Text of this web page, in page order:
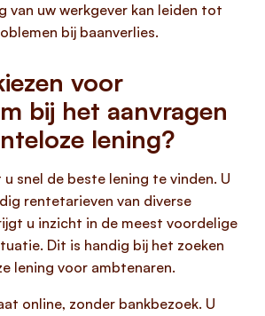
van uw werkgever kan leiden tot
bij baanverlies.
voor
bij het aanvragen
lening?
snel de beste lening te vinden. U
rentetarieven van diverse
u inzicht in de meest voordelige
Dit is handig bij het zoeken
lening voor ambtenaren.
online, zonder bankbezoek. U